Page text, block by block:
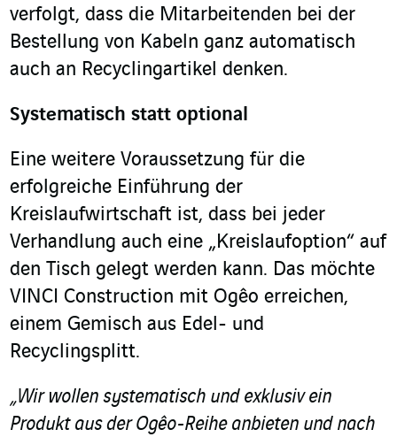
verfolgt, dass die Mitarbeitenden bei der
Bestellung von Kabeln ganz automatisch
auch an Recyclingartikel denken.
Systematisch statt optional
Eine weitere Voraussetzung für die
erfolgreiche Einführung der
Kreislaufwirtschaft ist, dass bei jeder
Verhandlung auch eine „Kreislaufoption“ auf
den Tisch gelegt werden kann. Das möchte
VINCI Construction mit Ogêo erreichen,
einem Gemisch aus Edel- und
Recyclingsplitt.
„Wir wollen systematisch und exklusiv ein
Produkt aus der Ogêo-Reihe anbieten und nach